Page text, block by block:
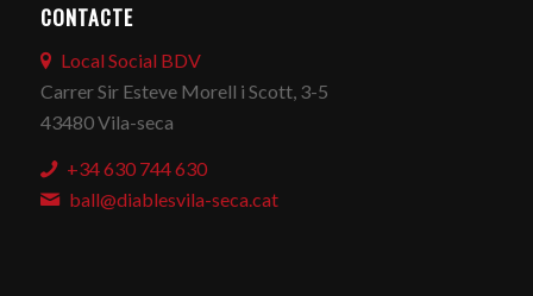
CONTACTE
Local Social BDV
Carrer Sir Esteve Morell i Scott, 3-5
43480 Vila-seca
+34 630 744 630
ball@diablesvila-seca.cat